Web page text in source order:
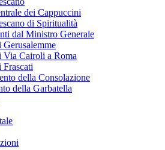
dei Cappuccini
di Spiritualità
dal Ministro Generale
Gerusalemme
Via Cairoli a Roma
Frascati
della Consolazione
della Garbatella